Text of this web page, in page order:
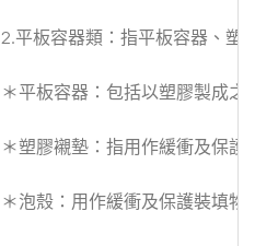
2.平板容器類：指平板容器、塑
＊平板容器：包括以塑膠製成
＊塑膠襯墊：指用作緩衝及保
＊泡殼：用作緩衝及保護裝填